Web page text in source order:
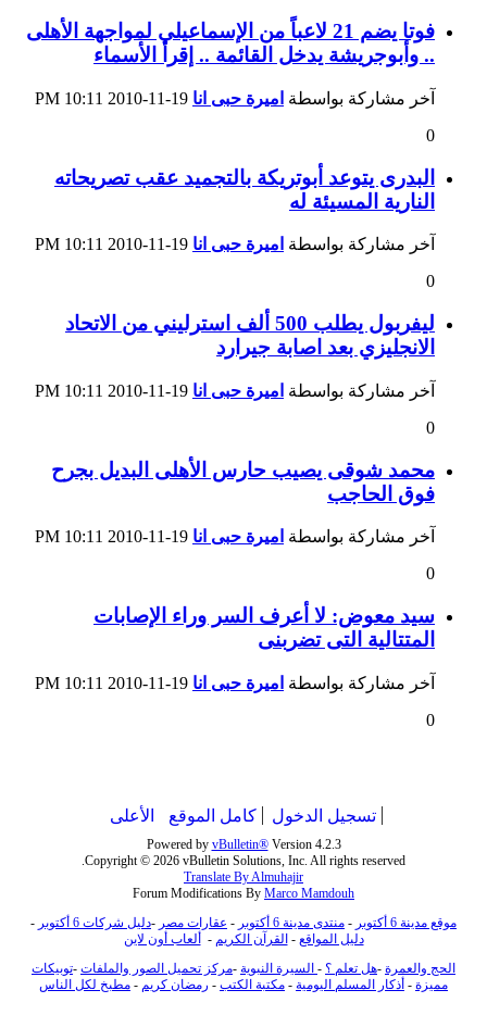
فوتا يضم 21 لاعباً من الإسماعيلي لمواجهة الأهلى
.. وأبوجريشة يدخل القائمة .. إقرأ الأسماء
آخر مشاركة بواسطة اميرة حبى انا
10:11 PM
0
البدرى يتوعد أبوتريكة بالتجميد عقب تصريحاته
النارية المسيئة له
آخر مشاركة بواسطة اميرة حبى انا
10:11 PM
0
ليفربول يطلب 500 ألف استرليني من الاتحاد
الانجليزي بعد اصابة جيرارد
آخر مشاركة بواسطة اميرة حبى انا
10:11 PM
0
محمد شوقى يصيب حارس الأهلى البديل بجرح
فوق الحاجب
آخر مشاركة بواسطة اميرة حبى انا
10:11 PM
0
سيد معوض: لا أعرف السر وراء الإصابات
المتتالية التى تضربنى
آخر مشاركة بواسطة اميرة حبى انا
10:11 PM
0
تسجيل الدخول كامل الموقع الأعلى
Powered by vBulletin®Version 4.2.3
Copyright © 2026 vBulletin Solutions, Inc. All rights reserved.
Translate By Almuhajir
Forum Modifications By Marco Mamdouh
موقع مدينة 6 أكتوبر
- منتدى مدينة 6 أكتوبر - عقارات مصر -دليل شركات 6 أكتوبر
-
دليل المواقع -القرآن الكريم -ألعاب أون لاين
الحج والعمرة -هل تعلم ؟ - السيرة النبوية -مركز تحميل الصور والملفات -توبيكات
مميزة - أذكار المسلم اليومية - مكتبة الكتب - رمضان كريم - مطبخ لكل الناس